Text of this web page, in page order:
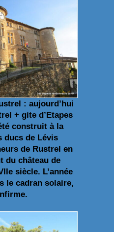
: aujourd’hui
+ gite d’Etapes
construit à la
ducs de Lévis
de Rustrel en
du château de
siècle. L’année
le cadran solaire,